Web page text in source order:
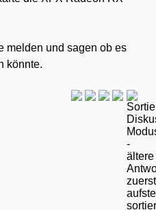
melden und sagen ob es
könnte.